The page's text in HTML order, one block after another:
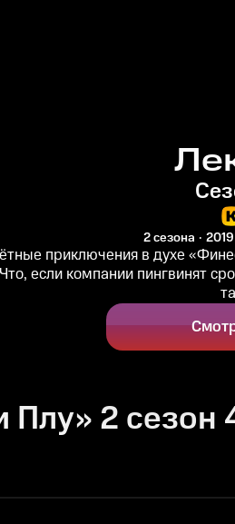
2 сезона 2019
приключения в духе
Что, если компании пингвинят
Плу» 2 сезон